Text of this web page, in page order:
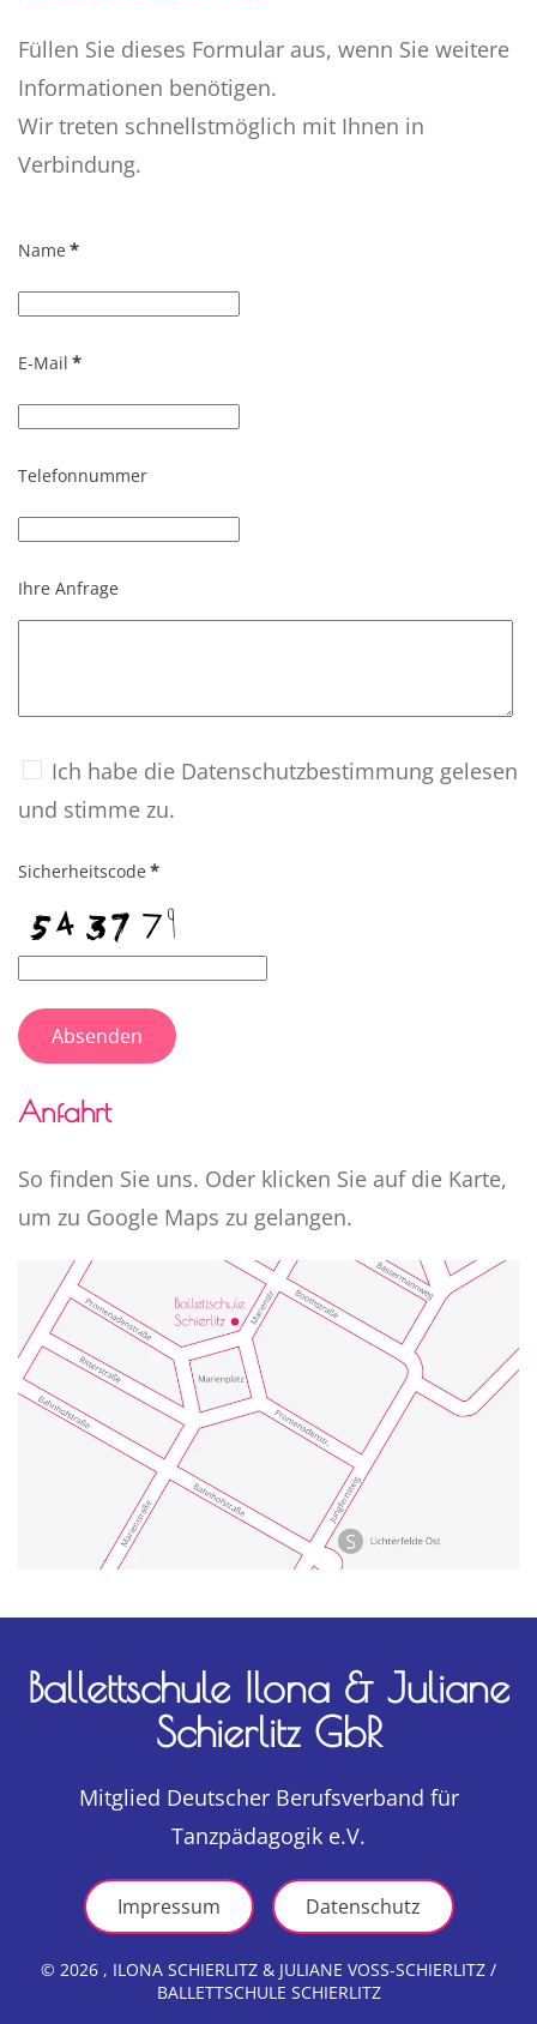
Füllen Sie dieses Formular aus, wenn Sie weitere
Informationen benötigen.
Wir treten schnellstmöglich mit Ihnen in
Verbindung.
Name *
E-Mail *
Telefonnummer
Ihre Anfrage
Ich habe die Datenschutzbestimmung gelesen
und stimme zu.
Sicherheitscode *
Absenden
Anfahrt
So finden Sie uns. Oder klicken Sie auf die Karte,
um zu Google Maps zu gelangen.
Ballettschule Ilona & Juliane
Schierlitz GbR
Mitglied Deutscher Berufsverband für
Tanzpädagogik e.V.
Impressum Datenschutz
© 2026 , ILONA SCHIERLITZ & JULIANE VOSS-SCHIERLITZ /
BALLETTSCHULE SCHIERLITZ